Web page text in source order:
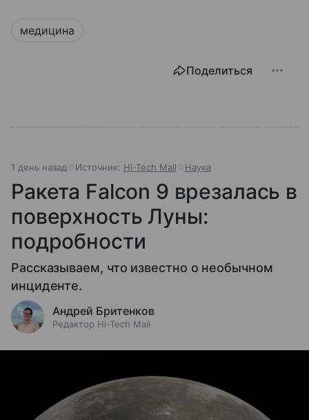
медицина
Поделиться
1 день назад Источник: Hi-Tech Mail Наука
Ракета Falcon 9 врезалась в
поверхность Луны:
подробности
Рассказываем, что известно о необычном
инциденте.
Андрей Бритенков
Редактор Hi-Tech Mail